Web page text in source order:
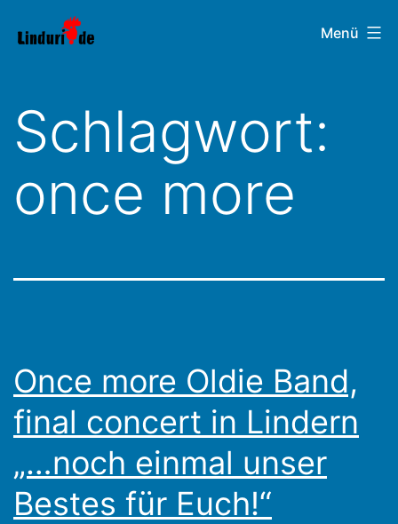
Inhalt
Linduri.de Menü
Schlagwort:
once more
Once more Oldie Band,
final concert in Lindern
„…noch einmal unser
Bestes für Euch!“